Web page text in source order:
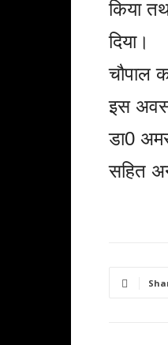
किया
दिया।
चौपाल
इस
डा0
सहित